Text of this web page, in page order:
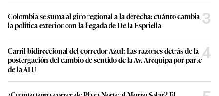
Colombia se suma al giro regional a la derecha: cuánto cambia
la política exterior con la llegada de De la Espriella
3
Carril bidireccional del corredor Azul: Las razones detrás de la
postergación del cambio de sentido de la Av. Arequipa por parte
de la ATU
4